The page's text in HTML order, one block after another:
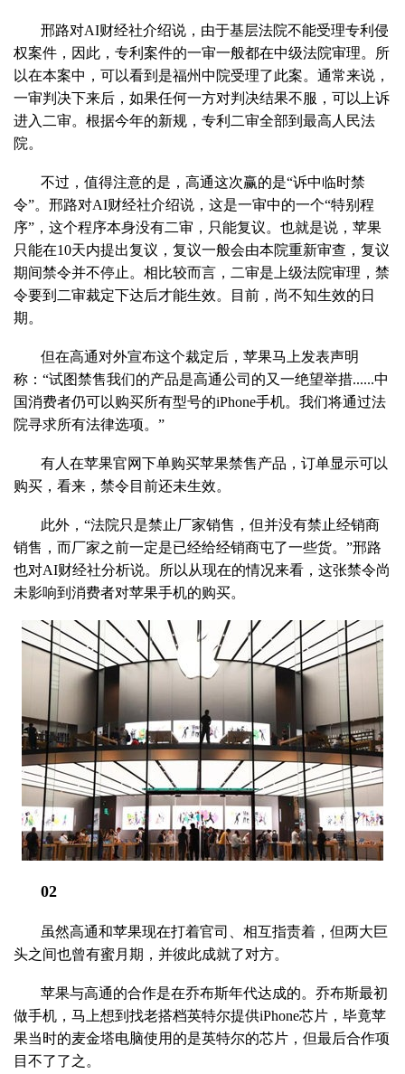
邢路对AI财经社介绍说，由于基层法院不能受理专利侵
权案件，因此，专利案件的一审一般都在中级法院审理。所
以在本案中，可以看到是福州中院受理了此案。通常来说，
一审判决下来后，如果任何一方对判决结果不服，可以上诉
进入二审。根据今年的新规，专利二审全部到最高人民法
院。
不过，值得注意的是，高通这次赢的是“诉中临时禁
令”。邢路对AI财经社介绍说，这是一审中的一个“特别程
序”，这个程序本身没有二审，只能复议。也就是说，苹果
只能在10天内提出复议，复议一般会由本院重新审查，复议
期间禁令并不停止。相比较而言，二审是上级法院审理，禁
令要到二审裁定下达后才能生效。目前，尚不知生效的日
期。
但在高通对外宣布这个裁定后，苹果马上发表声明
称：“试图禁售我们的产品是高通公司的又一绝望举措......中
国消费者仍可以购买所有型号的iPhone手机。我们将通过法
院寻求所有法律选项。”
有人在苹果官网下单购买苹果禁售产品，订单显示可以
购买，看来，禁令目前还未生效。
此外，“法院只是禁止厂家销售，但并没有禁止经销商
销售，而厂家之前一定是已经给经销商屯了一些货。”邢路
也对AI财经社分析说。所以从现在的情况来看，这张禁令尚
未影响到消费者对苹果手机的购买。
02
虽然高通和苹果现在打着官司、相互指责着，但两大巨
头之间也曾有蜜月期，并彼此成就了对方。
苹果与高通的合作是在乔布斯年代达成的。乔布斯最初
做手机，马上想到找老搭档英特尔提供iPhone芯片，毕竟苹
果当时的麦金塔电脑使用的是英特尔的芯片，但最后合作项
目不了了之。